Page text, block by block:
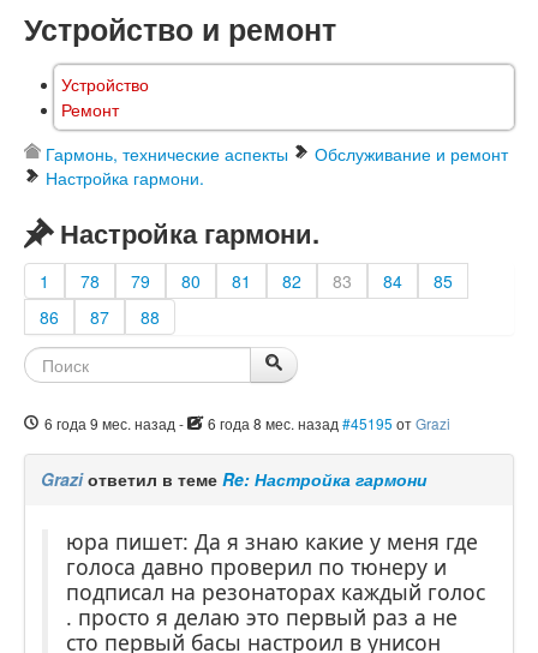
Устройство и ремонт
Устройство
Ремонт
Гармонь, технические аспекты
Обслуживание и ремонт
Настройка гармони.
Настройка гармони.
1 78 79 80 81 82 83 84
85
86
87 88
6 года 9 мес. назад - 6 года 8 мес. назад #45195 отGrazi
Graziответил в теме Re: Настройка гармони
юра пишет: Да я знаю какие у меня где
голоса давно проверил по тюнеру и
подписал на резонаторах каждый голос
. просто я делаю это первый раз а не
сто первый басы настроил в унисон